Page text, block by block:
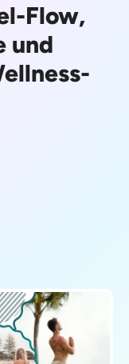
Flow,
und